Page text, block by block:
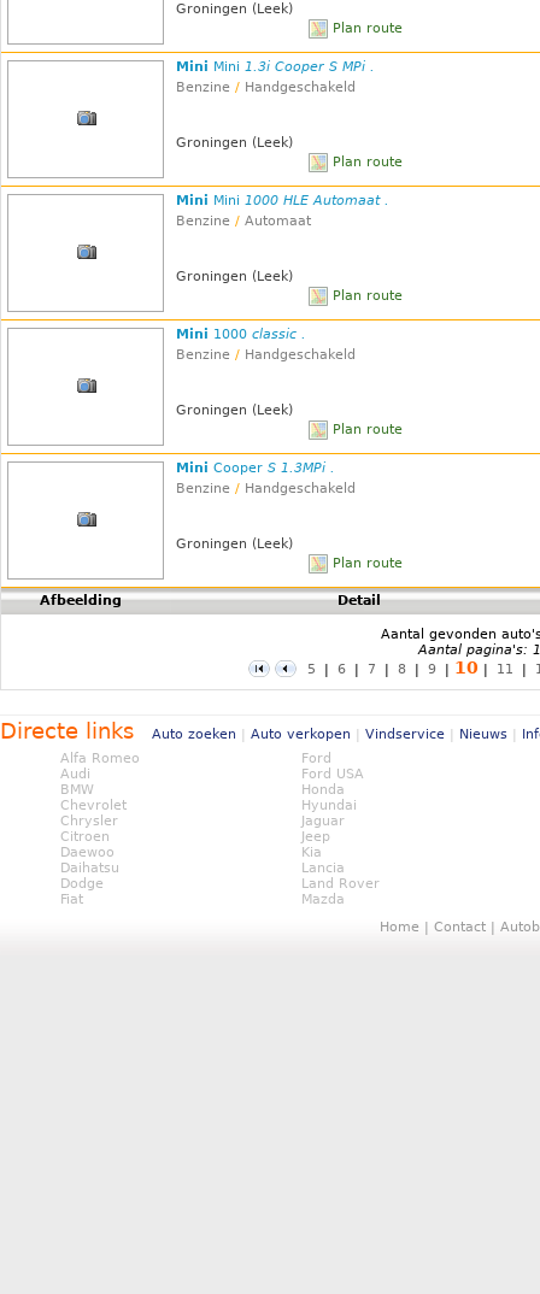
Groningen (Leek)
Plan route
Mini Mini 1.3i Cooper S MPi .
Benzine / Handgeschakeld
Groningen (Leek)
Plan route
Mini Mini 1000 HLE Automaat .
Benzine / Automaat
Groningen (Leek)
Plan route
Mini 1000 classic .
Benzine / Handgeschakeld
Groningen (Leek)
Plan route
Mini Cooper S 1.3MPi .
Benzine / Handgeschakeld
Groningen (Leek)
Plan route
Afbeelding Detail
Aantal gevonden
Aantal pagina's:
5
| 6 | 7 | 8 | 9 | 10 | 11 |
Directe links Auto zoeken | Auto verkopen | Vindservice | Nieuws |
Alfa Romeo
Audi
BMW
Chevrolet
Chrysler
Citroen
Daewoo
Daihatsu
Dodge
Fiat
Ford
Ford USA
Honda
Hyundai
Jaguar
Jeep
Kia
Lancia
Land Rover
Mazda
Home | Contact |